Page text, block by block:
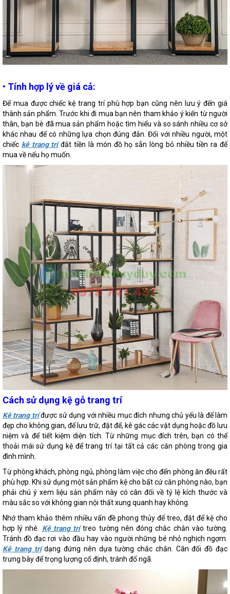
• Tính hợp lý về giá cả:
Để mua được chiếc kệ trang trí phù hợp bạn cũng nên lưu ý đến giá
thành sản phẩm. Trước khi đi mua bạn nên tham khảo ý kiến từ người
thân, bạn bè đã mua sản phẩm hoặc tìm hiểu và so sánh nhiều cơ sở
khác nhau để có những lựa chọn đúng đắn. Đối với nhiều người, một
chiếc kệ trang tríđắt tiền là món đồ họ sẵn lòng bỏ nhiều tiền ra để
mua về nếu họ muốn.
Cách sử dụng kệ gỗ trang trí
Kệ trang tríđược sử dụng với nhiều mục đích nhưng chủ yếu là để làm
đẹp cho không gian, để lưu trữ, đặt để, kê gác các vật dụng hoặc đồ lưu
niệm và để tiết kiệm diện tích. Từ những mục đích trên, bạn có thể
thoải mái sử dụng kệ để trang trí tại tất cả các căn phòng trong gia
đình mình.
Từ phòng khách, phòng ngủ, phòng làm việc cho đến phòng ăn đều rất
phù hợp. Khi sử dụng một sản phẩm kệ cho bất cứ căn phòng nào, bạn
phải chú ý xem liệu sản phẩm này có cân đối về tỷ lệ kích thước và
màu sắc so với không gian nội thất xung quanh hay không.
Nhớ tham khảo thêm nhiều vấn đề phong thủy để treo, đặt để kệ cho
hợp lý nhé. Kệ trang trítreo tường nên đóng chắc chắn vào tường.
Tránh đồ đạc rơi vào đầu hay vào người những bé nhỏ nghịch ngợm.
Kệ trang trídạng đứng nên dựa tường chắc chắn. Cân đối đồ đạc
trưng bày để trọng lượng cố định, tránh đổ ngã.